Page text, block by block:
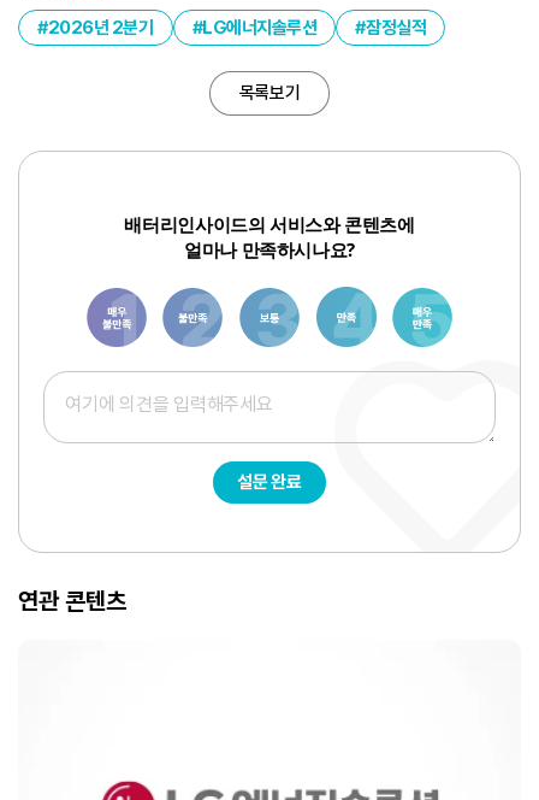
2026년 2분기 LG에너지솔루션 잠정실적
목록보기
배터리인사이드의 서비스와 콘텐츠에
얼마나 만족하시나요?
1 3 6 8 10
설문 완료
연관 콘텐츠